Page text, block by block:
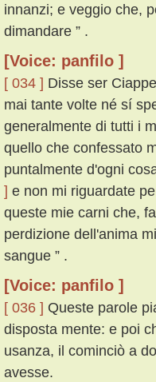
innanzi; e veggio che,
dimandare ” .
[Voice: panfilo ]
[ 034 ] Disse ser
mai tante volte né sí
generalmente di tutti i
quello che confessato
puntalmente d'ogni
] e non mi riguardate
queste mie carni che,
perdizione dell'anima
sangue ” .
[Voice: panfilo ]
[ 036 ] Queste parole
disposta mente: e poi
usanza, il cominciò a
avesse.